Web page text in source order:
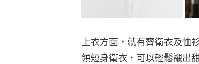
上衣方面，就有齊衛衣及恤
領短身衛衣，可以輕鬆襯出